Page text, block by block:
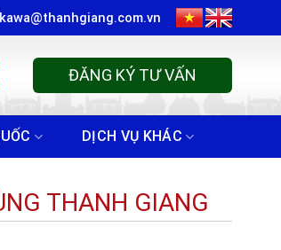
ĐĂNG KÝ TƯ VẤN
DỊCH VỤ KHÁC
THANH GIANG